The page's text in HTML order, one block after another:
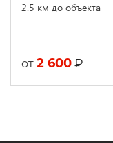
2.5 км до объекта
от 2 600 ₽